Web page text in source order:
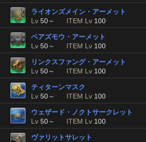
ライオンズメイン・アーメット
Lv 50～ ITEM Lv 100
ベアズモウ・アーメット
Lv 50～ ITEM Lv 100
リンクスファング・アーメット
Lv 50～ ITEM Lv 100
ティターンマスク
Lv 50～ ITEM Lv 100
ウェザード・ノクトサークレット
Lv 50～ ITEM Lv 100
ヴァリットサレット